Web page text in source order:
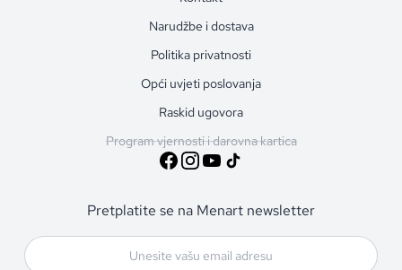
Narudžbe i dostava
Politika privatnosti
Opći uvjeti poslovanja
Raskid ugovora
Program vjernosti i darovna kartica
Pretplatite se na Menart newsletter